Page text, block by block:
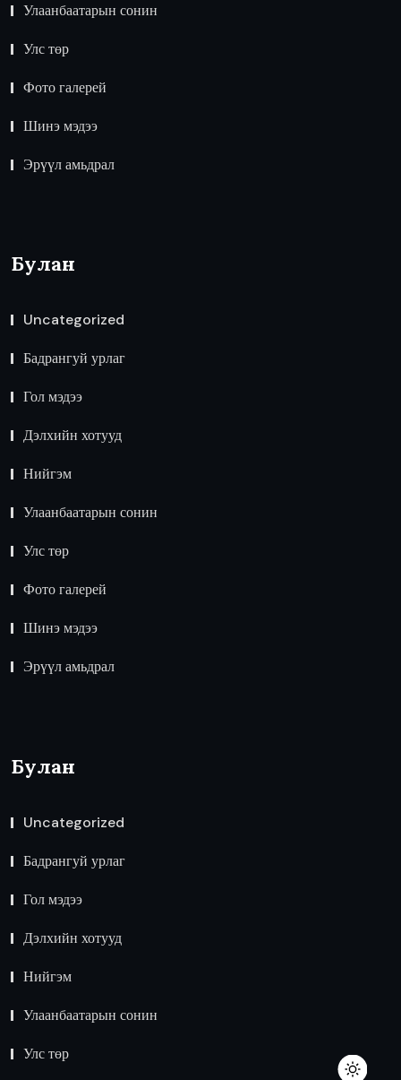
Улаанбаатарын сонин
Улс төр
Фото галерей
Шинэ мэдээ
Эрүүл амьдрал
Булан
Uncategorized
Бадрангуй урлаг
Гол мэдээ
Дэлхийн хотууд
Нийгэм
Улаанбаатарын сонин
Улс төр
Фото галерей
Шинэ мэдээ
Эрүүл амьдрал
Булан
Uncategorized
Бадрангуй урлаг
Гол мэдээ
Дэлхийн хотууд
Нийгэм
Улаанбаатарын сонин
Улс төр